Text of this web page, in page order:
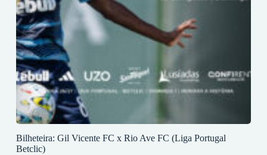
Bilheteira: Gil Vicente FC x Rio Ave FC (Liga Portugal
Betclic)